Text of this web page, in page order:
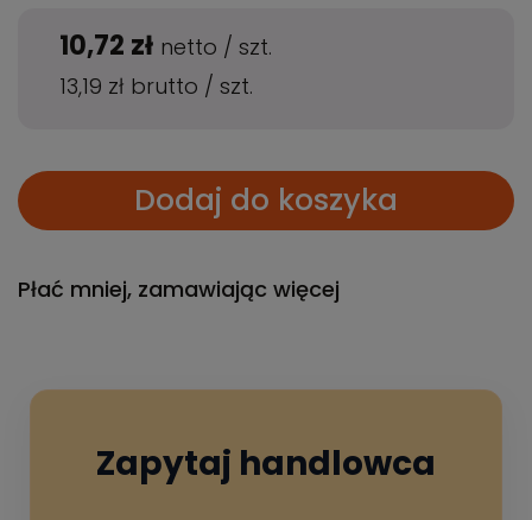
10,72 zł netto / szt.
13,19 zł brutto / szt.
Dodaj do koszyka
Płać mniej, zamawiając więcej
Zapytaj handlowca